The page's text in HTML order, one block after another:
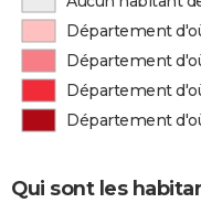
Département
Département
Département
Département
Qui sont les